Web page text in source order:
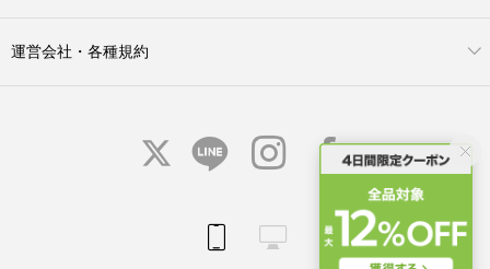
運営会社・各種規約